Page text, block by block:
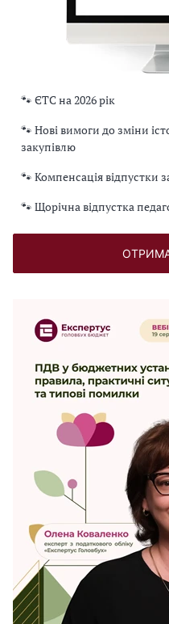
🐾 ЄТС на 2026 рік
🐾 Нові вимоги до зміни
закупівлю
🐾 Компенсація відпустки
🐾 Щорічна відпустка